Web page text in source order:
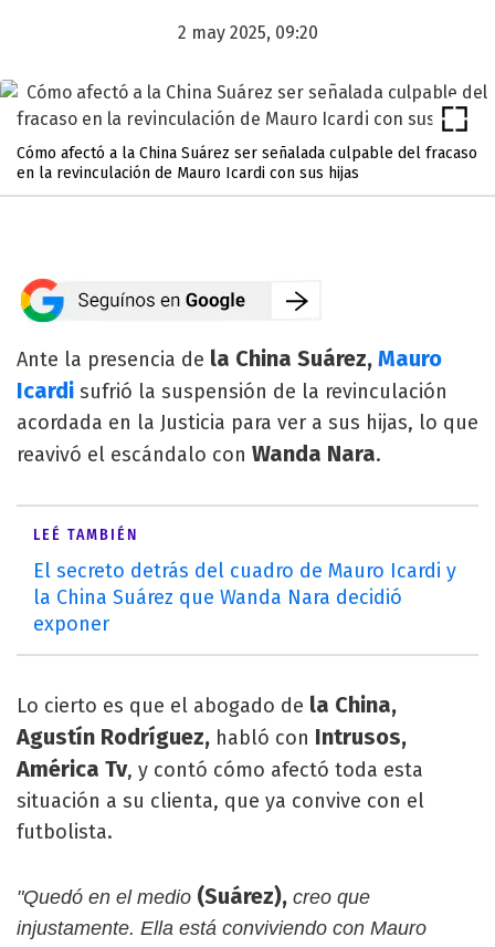
2 may 2025, 09:20
Cómo afectó a la China Suárez ser señalada culpable del fracaso
en la revinculación de Mauro Icardi con sus hijas
Ante la presencia de la China Suárez, Mauro
Icardi sufrió la suspensión de la revinculación
acordada en la Justicia para ver a sus hijas, lo que
reavivó el escándalo con Wanda Nara.
LEÉ TAMBIÉN
El secreto detrás del cuadro de Mauro Icardi y
la China Suárez que Wanda Nara decidió
exponer
Lo cierto es que el abogado de la China,
Agustín Rodríguez, habló con Intrusos,
América Tv, y contó cómo afectó toda esta
situación a su clienta, que ya convive con el
futbolista.
"Quedó en el medio (Suárez), creo que
injustamente. Ella está conviviendo con Mauro